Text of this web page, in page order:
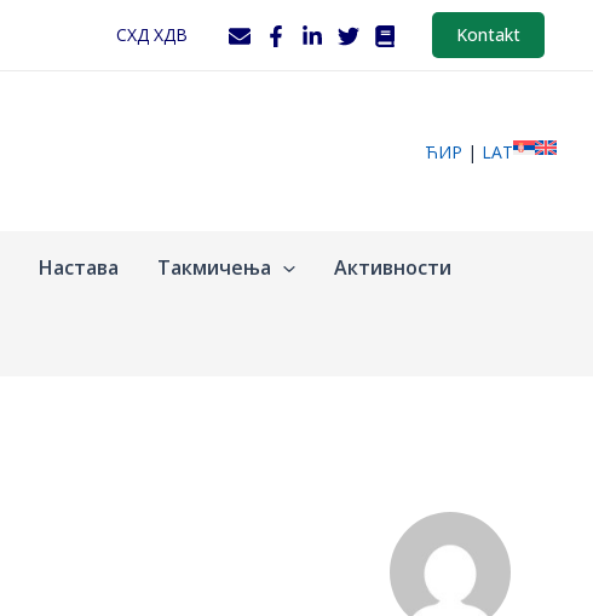
СХД ХДВ Kontakt
ЋИР | LAT
Настава Такмичења Активности